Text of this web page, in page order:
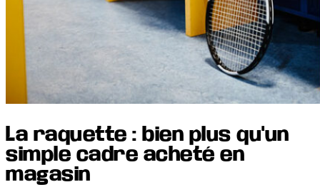
La raquette : bien plus qu'un
simple cadre acheté en
magasin